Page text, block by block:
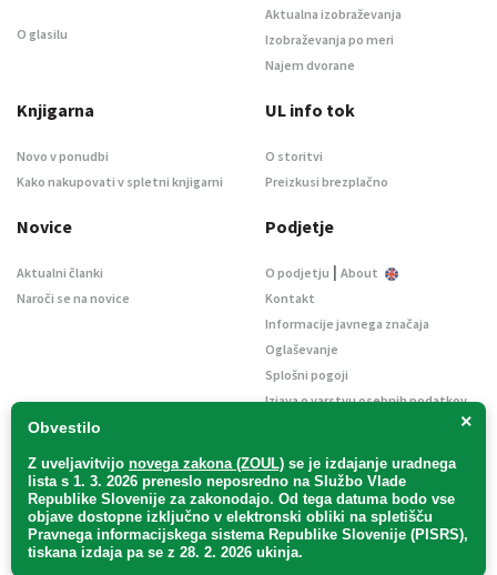
×
Obvestilo
Z uveljavitvijo novega zakona (ZOUL) se je izdajanje uradnega
lista s 1. 3. 2026 preneslo neposredno na Službo Vlade
Republike Slovenije za zakonodajo. Od tega datuma bodo vse
objave dostopne izključno v elektronski obliki na spletišču
Pravnega informacijskega sistema Republike Slovenije (PISRS),
tiskana izdaja pa se z 28. 2. 2026 ukinja.
O glasilu
Aktualna izobraževanja
Izobraževanja po meri
Najem dvorane
Knjigarna
Novo v ponudbi
Kako nakupovati v spletni knjigarni
UL info tok
O storitvi
Preizkusi brezplačno
Novice
Aktualni članki
Naroči se na novice
Podjetje
O podjetju | About
Kontakt
Informacije javnega značaja
Oglaševanje
Splošni pogoji
Izjava o varstvu osebnih podatkov
Uradni list d. o. o. – v likvidaciji / Vse pravice pridržane.